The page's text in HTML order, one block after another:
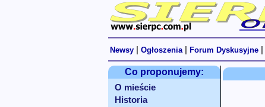
Newsy Ogłoszenia Forum Dyskusyjne
Co proponujemy:
O mieście
Historia